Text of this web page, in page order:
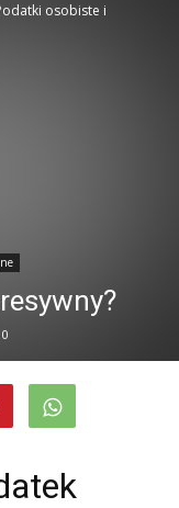
osobiste i
0